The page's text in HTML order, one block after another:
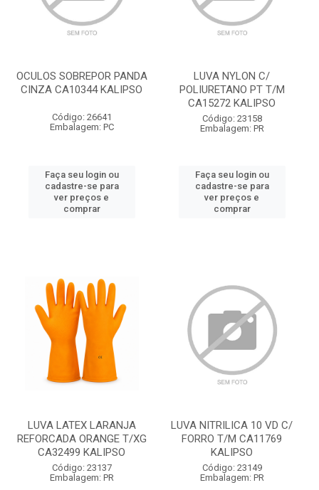
OCULOS SOBREPOR PANDA
CINZA CA10344 KALIPSO
Código: 26641
Embalagem: PC
Faça seu login ou
cadastre-se para
ver preços e
comprar
LUVA NYLON C/
POLIURETANO PT T/M
CA15272 KALIPSO
Código: 23158
Embalagem: PR
Faça seu login ou
cadastre-se para
ver preços e
comprar
LUVA LATEX LARANJA
REFORCADA ORANGE T/XG
CA32499 KALIPSO
Código: 23137
Embalagem: PR
LUVA NITRILICA 10 VD C/
FORRO T/M CA11769
KALIPSO
Código: 23149
Embalagem: PR